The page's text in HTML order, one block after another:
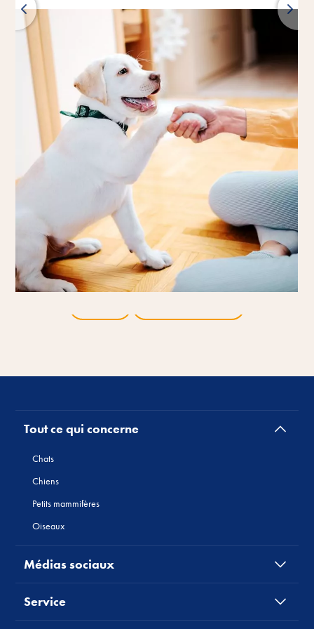
Tout ce qui concerne
Chats
Chiens
Petits mammifères
Oiseaux
Médias sociaux
Service